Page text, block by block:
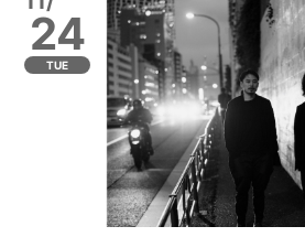
24
TUE